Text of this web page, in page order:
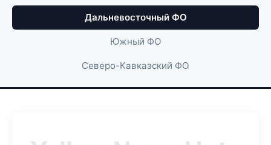
Дальневосточный ФО
Южный ФО
Северо-Кавказский ФО